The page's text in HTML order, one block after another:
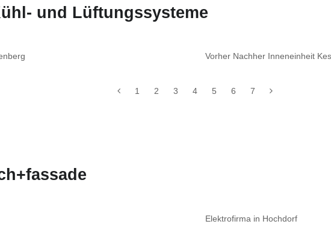
und Lüftungssysteme
Vorher Nachher Inneneinheit
1 2 3 4 5 6 7
Elektrofirma in Hochdorf